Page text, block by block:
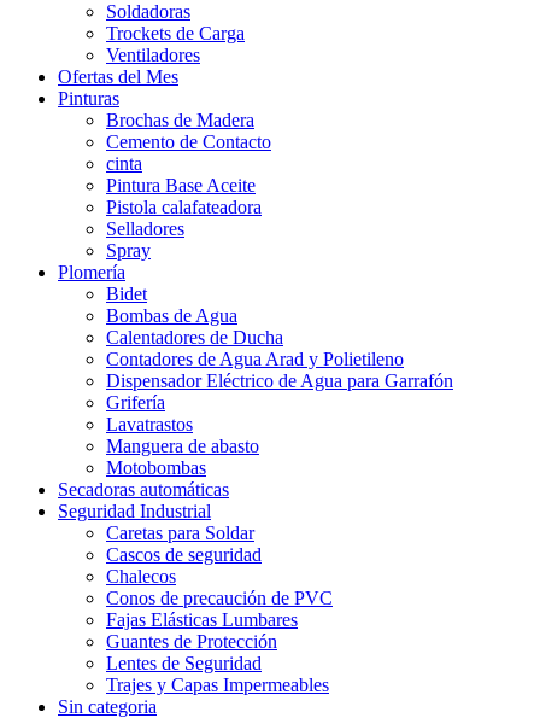
Soldadoras
Trockets de Carga
Ventiladores
Ofertas del Mes
Pinturas
Brochas de Madera
Cemento de Contacto
cinta
Pintura Base Aceite
Pistola calafateadora
Selladores
Spray
Plomería
Bidet
Bombas de Agua
Calentadores de Ducha
Contadores de Agua Arad y Polietileno
Dispensador Eléctrico de Agua para Garrafón
Grifería
Lavatrastos
Manguera de abasto
Motobombas
Secadoras automáticas
Seguridad Industrial
Caretas para Soldar
Cascos de seguridad
Chalecos
Conos de precaución de PVC
Fajas Elásticas Lumbares
Guantes de Protección
Lentes de Seguridad
Trajes y Capas Impermeables
Sin categoria